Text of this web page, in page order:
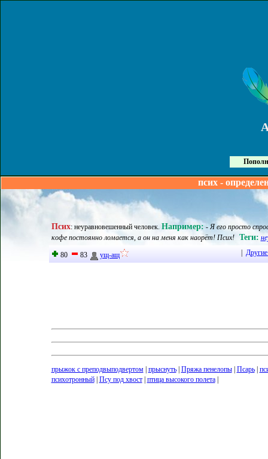
псих -
Псих: неуравновешенный человек. Например: - Я его просто
кофе постоянно ломается, а он на меня как наорёт! Псих!
Теги:
80 83 ущ-ащ
прыжок с преподвыподвертом| прыснуть| Пряжа пенелопы| Псарь|
психотронный| Псу под хвост| птица высокого полета|